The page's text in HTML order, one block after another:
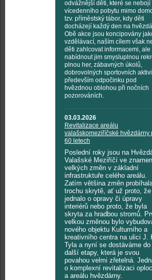
odvážnější děti, které se nebojí
vícedenního pobytu mimo
tzv. příměstský tábor, kdy děti
docházejí každý den na
Obě akce jsou koncipovány
vzdělávací, naším cílem však
děti zahlcovat informacemi, ale
nabídnout jim smysluplnou
plnou her, zábavných úkolů,
dobrovolných sportovních
především odpočinku pod
hvězdnou oblohou při nočních
pozorováních.
03.03.2026
Revitalizace areálu
valašskomeziříčské hvězdárny
60 letech
Poslední roky jsou na
Valašské Meziříčí ve
velkých změn v základní
infrastruktuře celého areálu.
Zatím většina změn
trochu skrytě, ať už proto,
jednalo o opravy či úpravy
interiérů nebo proto, že byla
skryta za hradbou stromů.
velkou změnou bylo
nového objektu Kulturního a
kreativního centra na ulici J.
Tyla a nyní se dostáváme do
další etapy, která je svou
povahou velmi zřetelná.
o komplexní revitalizaci
a areálu hvězdárny.